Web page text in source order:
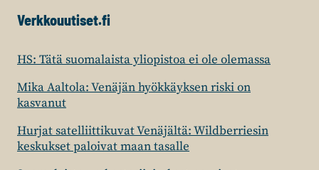
Verkkouutiset.fi
HS: Tätä suomalaista yliopistoa ei ole olemassa
Mika Aaltola: Venäjän hyökkäyksen riski on
kasvanut
Hurjat satelliittikuvat Venäjältä: Wildberriesin
keskukset paloivat maan tasalle